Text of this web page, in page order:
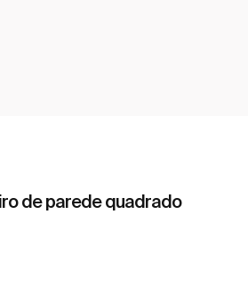
de parede quadrado